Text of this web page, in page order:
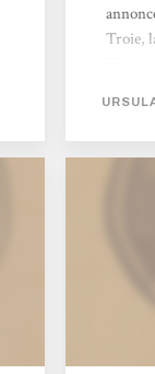
Troie,
parole